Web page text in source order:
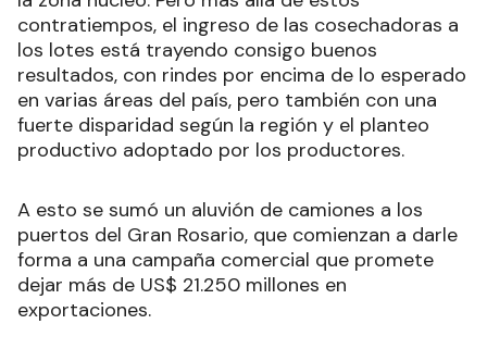
contratiempos, el ingreso de las cosechadoras a
los lotes está trayendo consigo buenos
resultados, con rindes por encima de lo esperado
en varias áreas del país, pero también con una
fuerte disparidad según la región y el planteo
productivo adoptado por los productores.
A esto se sumó un aluvión de camiones a los
puertos del Gran Rosario, que comienzan a darle
forma a una campaña comercial que promete
dejar más de US$ 21.250 millones en
exportaciones.